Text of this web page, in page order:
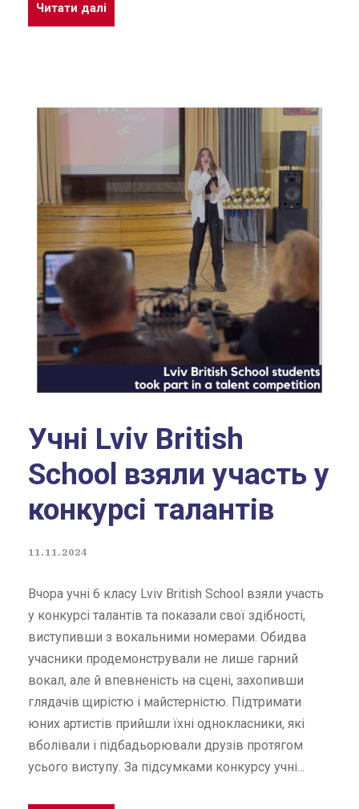
Читати далі
Учні Lviv British
School взяли участь у
конкурсі талантів
11.11.2024
Вчора учні 6 класу Lviv British School взяли участь
у конкурсі талантів та показали свої здібності,
виступивши з вокальними номерами. Обидва
учасники продемонстрували не лише гарний
вокал, але й впевненість на сцені, захопивши
глядачів щирістю і майстерністю. Підтримати
юних артистів прийшли їхні однокласники, які
вболівали і підбадьорювали друзів протягом
усього виступу. За підсумками конкурсу учні...